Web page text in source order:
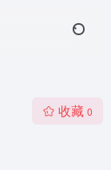
收藏 0